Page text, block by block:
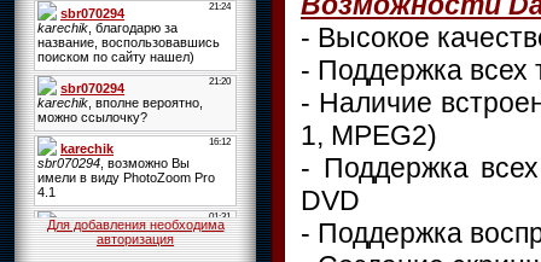
Для добавления необходима
авторизация
- Высокое
- Поддержка всех
- Наличие
1, MPEG2)
- Поддержка
DVD
- Поддержка